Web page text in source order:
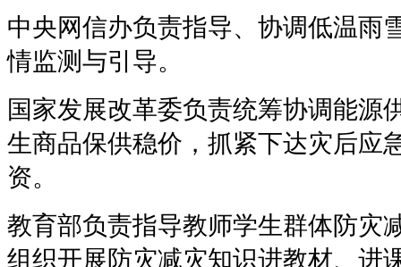
中央网信办负责指导、协调低温雨
情监测与引导。
国家发展改革委负责统筹协调能源
生商品保供稳价，抓紧下达灾后应
资。
教育部负责指导教师学生群体防灾
组织开展防灾减灾知识进教材、进